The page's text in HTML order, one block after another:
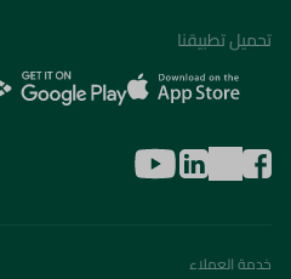
تحميل تطبيقنا
خدمة العملاء